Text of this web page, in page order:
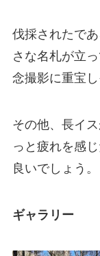
伐採されたで
さな名札が立
念撮影に重宝し
その他、長イ
っと疲れを感
良いでしょう。
ギャラリー